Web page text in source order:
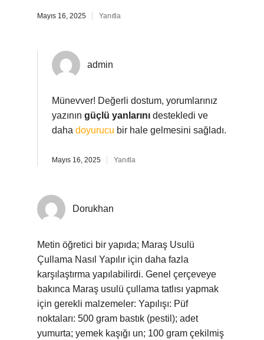
Mayıs 16, 2025 Yanıtla
admin
Münevver! Değerli dostum, yorumlarınız
yazının güçlü yanlarını destekledi ve
daha doyurucu bir hale gelmesini sağladı.
Mayıs 16, 2025 Yanıtla
Dorukhan
Metin öğretici bir yapıda; Maraş Usulü
Çullama Nasıl Yapılır için daha fazla
karşılaştırma yapılabilirdi. Genel çerçeveye
bakınca Maraş usulü çullama tatlısı yapmak
için gerekli malzemeler: Yapılışı: Püf
noktaları: 500 gram bastık (pestil); adet
yumurta; yemek kaşığı un; 100 gram çekilmiş